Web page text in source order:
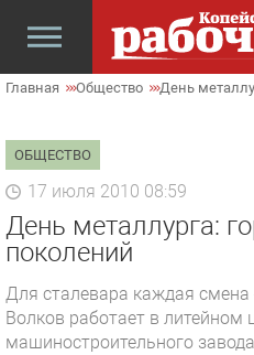
Главная Общество День
ОБЩЕСТВО
17 июля 2010 08:59
День металлурга:
поколений
Для сталевара каждая смена
Волков работает в литейном
машиностроительного